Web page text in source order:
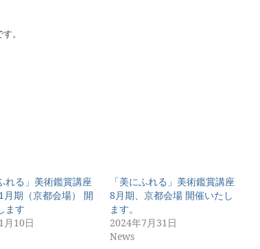
。
れる」美術鑑賞講座
月期（京都会場） 開
ます
月10日
「美にふれる」美術鑑賞講座
8月期、京都会場 開催いたし
ます。
2024年7月31日
News